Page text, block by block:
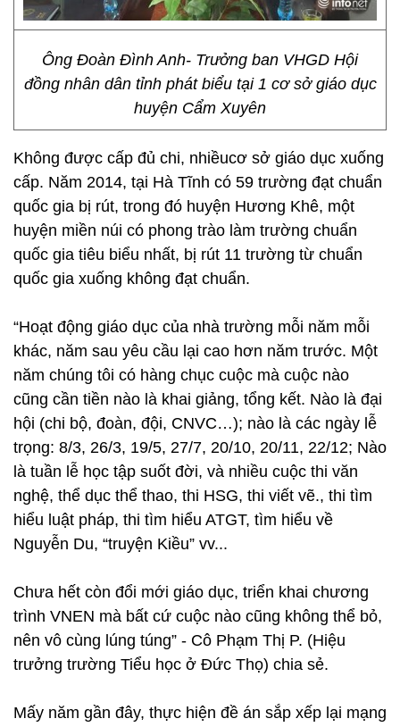
Ông Đoàn Đình Anh- Trưởng ban VHGD Hội
đồng nhân dân tỉnh phát biểu tại 1 cơ sở giáo dục
huyện Cẩm Xuyên
Không được cấp đủ chi, nhiềucơ sở giáo dục xuống
cấp. Năm 2014, tại Hà Tĩnh có 59 trường đạt chuẩn
quốc gia bị rút, trong đó huyện Hương Khê, một
huyện miền núi có phong trào làm trường chuẩn
quốc gia tiêu biểu nhất, bị rút 11 trường từ chuẩn
quốc gia xuống không đạt chuẩn.
“Hoạt động giáo dục của nhà trường mỗi năm mỗi
khác, năm sau yêu cầu lại cao hơn năm trước. Một
năm chúng tôi có hàng chục cuộc mà cuộc nào
cũng cần tiền nào là khai giảng, tổng kết. Nào là đại
hội (chi bộ, đoàn, đội, CNVC…); nào là các ngày lễ
trọng: 8/3, 26/3, 19/5, 27/7, 20/10, 20/11, 22/12; Nào
là tuần lễ học tập suốt đời, và nhiều cuộc thi văn
nghệ, thể dục thể thao, thi HSG, thi viết vẽ., thi tìm
hiểu luật pháp, thi tìm hiểu ATGT, tìm hiểu về
Nguyễn Du, “truyện Kiều” vv...
Chưa hết còn đổi mới giáo dục, triển khai chương
trình VNEN mà bất cứ cuộc nào cũng không thể bỏ,
nên vô cùng lúng túng” - Cô Phạm Thị P. (Hiệu
trưởng trường Tiểu học ở Đức Thọ) chia sẻ.
Mấy năm gần đây, thực hiện đề án sắp xếp lại mạng